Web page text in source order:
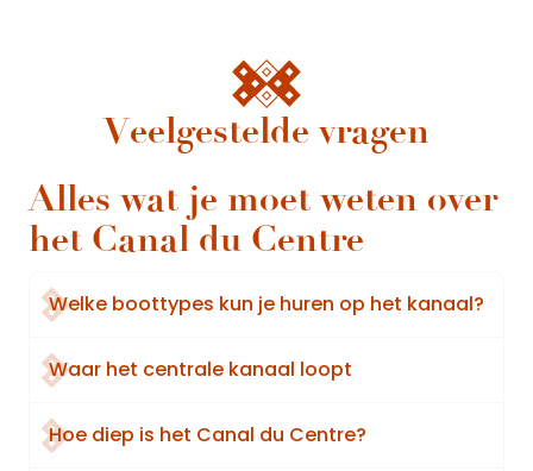
Veelgestelde vragen
Alles wat je moet weten over
het Canal du Centre
Welke boottypes kun je huren op het kanaal?
Waar het centrale kanaal loopt
Hoe diep is het Canal du Centre?